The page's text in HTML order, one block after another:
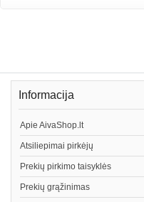
Informacija
Apie AivaShop.lt
Atsiliepimai pirkėjų
Prekių pirkimo taisyklės
Prekių grąžinimas